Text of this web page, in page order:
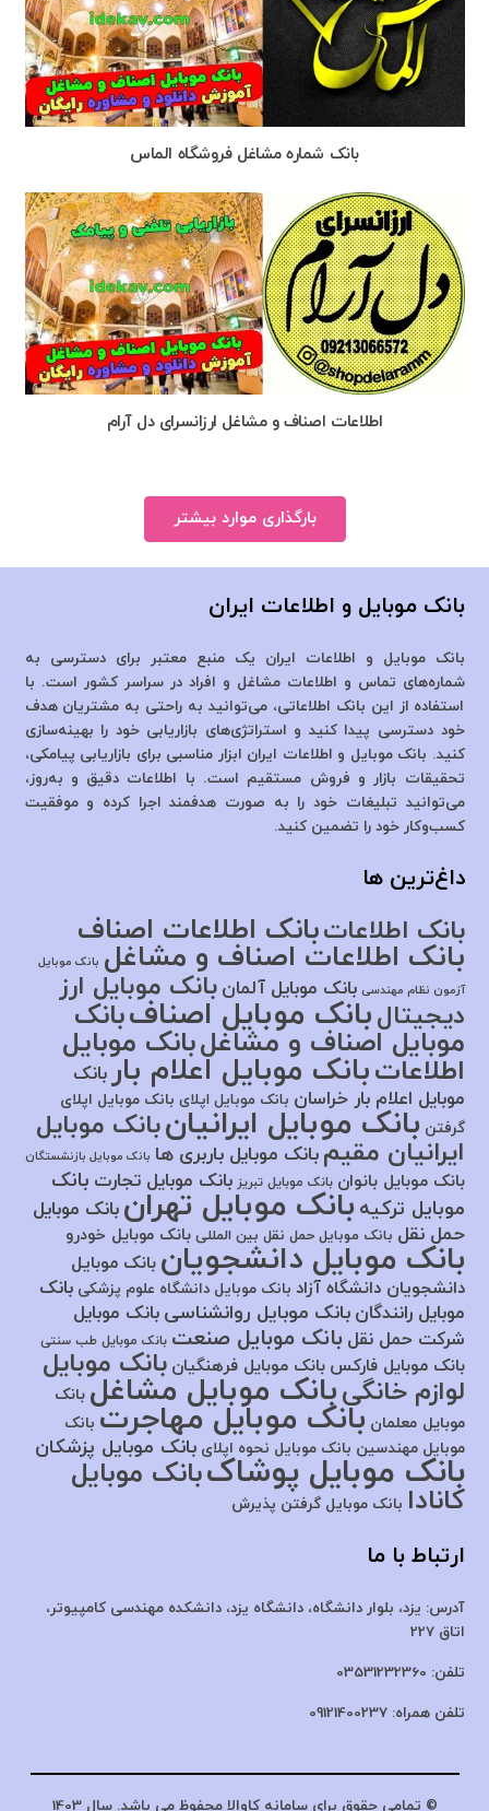
بانک شماره مشاغل فروشگاه الماس
اطلاعات اصناف و مشاغل ارزانسرای دل آرام
بارگذاری موارد بیشتر
بانک موبایل و اطلاعات ایران
بانک موبایل و اطلاعات ایران یک منبع معتبر برای دسترسی به
شماره‌های تماس و اطلاعات مشاغل و افراد در سراسر کشور است. با
استفاده از این بانک اطلاعاتی، می‌توانید به راحتی به مشتریان هدف
خود دسترسی پیدا کنید و استراتژی‌های بازاریابی خود را بهینه‌سازی
کنید. بانک موبایل و اطلاعات ایران ابزار مناسبی برای بازاریابی پیامکی،
تحقیقات بازار و فروش مستقیم است. با اطلاعات دقیق و به‌روز،
می‌توانید تبلیغات خود را به صورت هدفمند اجرا کرده و موفقیت
کسب‌وکار خود را تضمین کنید.
داغ‌ترین ها
بانک اطلاعاتبانک اطلاعات اصناف
بانک اطلاعات اصناف و مشاغل بانک موبایل
آزمون نظام مهندسی بانک موبایل آلمان بانک موبایل ارز
دیجیتالبانک موبایل اصنافبانک
موبایل اصناف و مشاغلبانک موبایل
اطلاعاتبانک موبایل اعلام باربانک
موبایل اعلام بار خراسان بانک موبایل اپلای بانک موبایل اپلای
گرفتن بانک موبایل ایرانیانبانک موبایل
ایرانیان مقیم بانک موبایل باربری ها بانک موبایل بازنشستگان
بانک موبایل بانوان بانک موبایل تبریز بانک موبایل تجارت بانک
موبایل ترکیه بانک موبایل تهران بانک موبایل
حمل نقل بانک موبایل حمل نقل بین المللی بانک موبایل خودرو
بانک موبایل دانشجویان بانک موبایل
دانشجویان دانشگاه آزاد بانک موبایل دانشگاه علوم پزشکی بانک
موبایل رانندگان بانک موبایل روانشناسی بانک موبایل
شرکت حمل نقل بانک موبایل صنعت بانک موبایل طب سنتی
بانک موبایل فارکس بانک موبایل فرهنگیان بانک موبایل
لوازم خانگیبانک موبایل مشاغلبانک
موبایل معلمان بانک موبایل مهاجرت بانک
موبایل مهندسین بانک موبایل نحوه اپلای بانک موبایل پزشکان
بانک موبایل پوشاکبانک موبایل
کانادا بانک موبایل گرفتن پذیرش
ارتباط با ما
آدرس: یزد، بلوار دانشگاه، دانشگاه یزد،دانشکده مهندسی کامپیوتر،
اتاق 227
تلفن: 03531232360
تلفن همراه: 09121400237
© تمامی حقوق برای سامانه کاوالا محفوظ می باشد. سال 1403